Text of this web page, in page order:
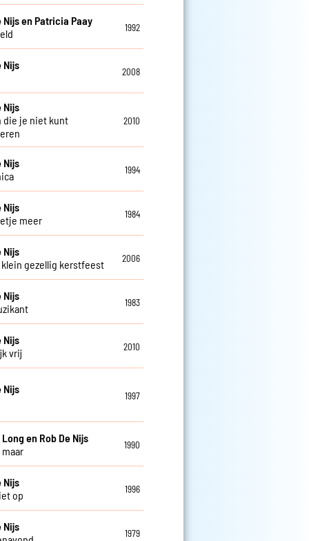
Nijs en Patricia Paay
1992
Nijs
2008
Nijs
die je niet kunt
2010
Nijs
1994
Nijs
meer
1984
Nijs
gezellig kerstfeest
2006
Nijs
1983
Nijs
vrij
2010
Nijs
1997
en Rob De Nijs
maar
1990
Nijs
op
1996
Nijs
1979